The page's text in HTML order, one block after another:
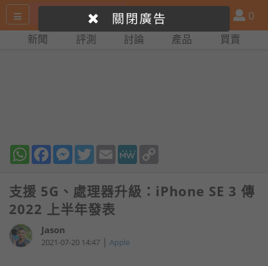
尋
產
品
比
會
員
0
新聞 評測 討論 產品 買賣
WhatsAppFacebookMessenger
TwitterEmail MeWe
支援 5G、處理器升級：iPhone SE 3 傳
2022 上半年發表
Jason
2021-07-20 14:47 | Apple
關閉廣告